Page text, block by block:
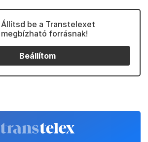
Állítsd be a Transtelexet
megbízható forrásnak!
Beállítom